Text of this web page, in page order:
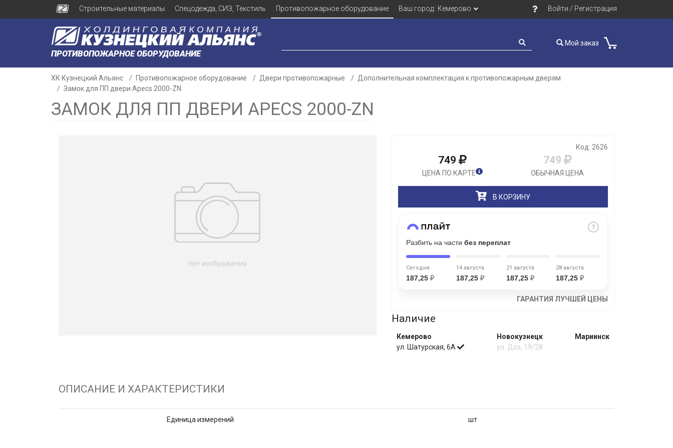
Строительные материалы Спецодежда, СИЗ, Текстиль Противопожарное оборудование Ваш город: Кемерово Войти / Регистрация
ПРОТИВОПОЖАРНОЕ ОБОРУДОВАНИЕ
Мой заказ
ХК Кузнецкий Альянс Противопожарное оборудование Двери противопожарные
Дополнительная комплектация к противопожарным дверям
Замок для ПП двери Apecs 2000-ZN
ЗАМОК ДЛЯ ПП ДВЕРИ APECS 2000-ZN
Нет изображения
Код: 2626
749
ЦЕНА ПО КАРТЕ
749
ОБЫЧНАЯ ЦЕНА
В КОРЗИНУ
Разбить на части без переплат
Сегодня
187,25 ₽
14 августа
187,25 ₽
21 августа
187,25 ₽
28 августа
187,25₽
ГАРАНТИЯ ЛУЧШЕЙ ЦЕНЫ
Наличие
Кемерово
ул. Шатурская, 6А
Новокузнецк
ул. Доз, 19/28
Мариинск
ОПИСАНИЕ И ХАРАКТЕРИСТИКИ
Единица измерений шт
График платежей
Сегодня